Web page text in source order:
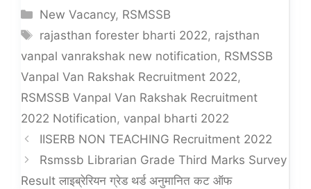
Categories
New Vacancy, RSMSSB
Tags
rajasthan forester bharti 2022, rajsthan
vanpal vanrakshak new notification, RSMSSB
Vanpal Van Rakshak Recruitment 2022,
RSMSSB Vanpal Van Rakshak Recruitment
2022 Notification, vanpal bharti 2022
IISERB NON TEACHING Recruitment 2022
Rsmssb Librarian Grade Third Marks Survey
Result लाइब्रेरियन ग्रेड थर्ड अनुमानित कट ऑफ